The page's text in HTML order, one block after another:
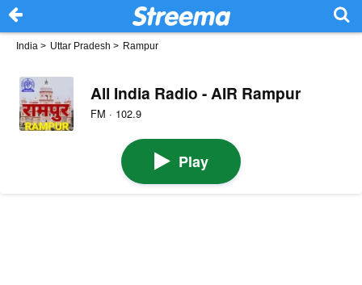
India > Uttar Pradesh > Rampur
All India Radio - AIR Rampur
FM · 102.9
Play